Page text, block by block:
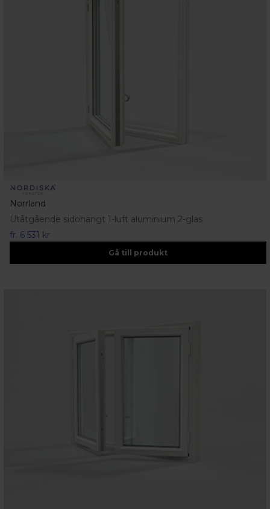
Norrland
Utåtgående sidohängt 1-luft aluminium 2-glas
fr. 6 531 kr
Gå till produkt